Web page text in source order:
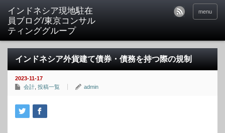
menu
インドネシア外貨建て債券・債務を持つ際の規制
2023-11-17
会計 投稿一覧 admin